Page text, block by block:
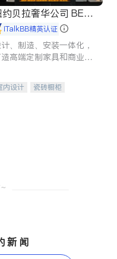
贝拉奢华公司 BELL
LUXE
iTalkBB精英认证
、制造、安装一体化，
高端定制家具和商业空
内设计
瓷砖橱柜
新闻